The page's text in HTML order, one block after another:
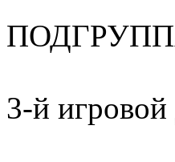
3-й